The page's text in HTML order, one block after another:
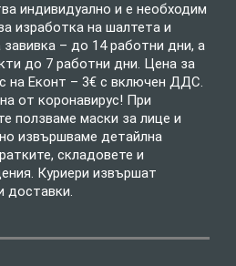
индивидуално и е необходим
изработка на шалтета и
– до 14 работни дни, а
до 7 работни дни. Цена за
на Еконт – 3€ с включен ДДС.
от коронавирус! При
ползваме маски за лице и
извършваме детайлна
складовете и
Куриери извършат
доставки.